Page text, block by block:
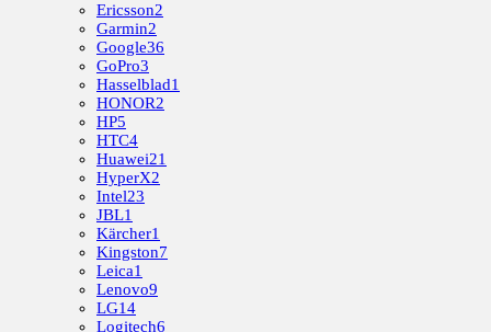
Ericsson2
Garmin2
Google36
GoPro3
Hasselblad1
HONOR2
HP5
HTC4
Huawei21
HyperX2
Intel23
JBL1
Kärcher1
Kingston7
Leica1
Lenovo9
LG14
Logitech6